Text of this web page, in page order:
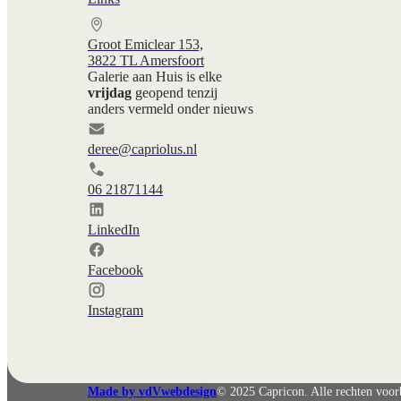
Groot Emiclear 153,
3822 TL Amersfoort
Galerie aan Huis is elke
vrijdag geopend tenzij
anders vermeld onder nieuws
deree@capriolus.nl
06 21871144
LinkedIn
Facebook
Instagram
Made by vdVwebdesign© 2025 Capricon. Alle rechten
English